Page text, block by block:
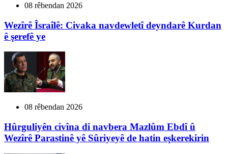
08 rêbendan 2026
Wezîrê Îsraîlê: Civaka navdewletî deyndarê Kurdan
ê şerefê ye
08 rêbendan 2026
Hûrguliyên civîna di navbera Mazlûm Ebdî û
Wezîrê Parastinê yê Sûriyeyê de hatin eşkerekirin